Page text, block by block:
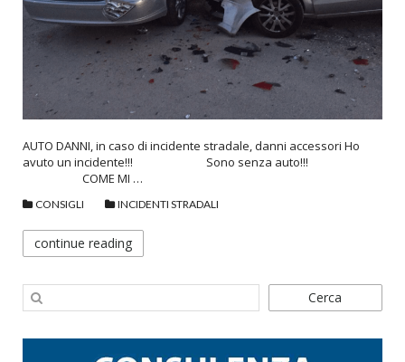
AUTO DANNI, in caso di incidente stradale, danni accessori Ho
avuto un incidente!!! Sono senza auto!!!
COME MI …
CONSIGLI INCIDENTI STRADALI
continue reading
Cerca